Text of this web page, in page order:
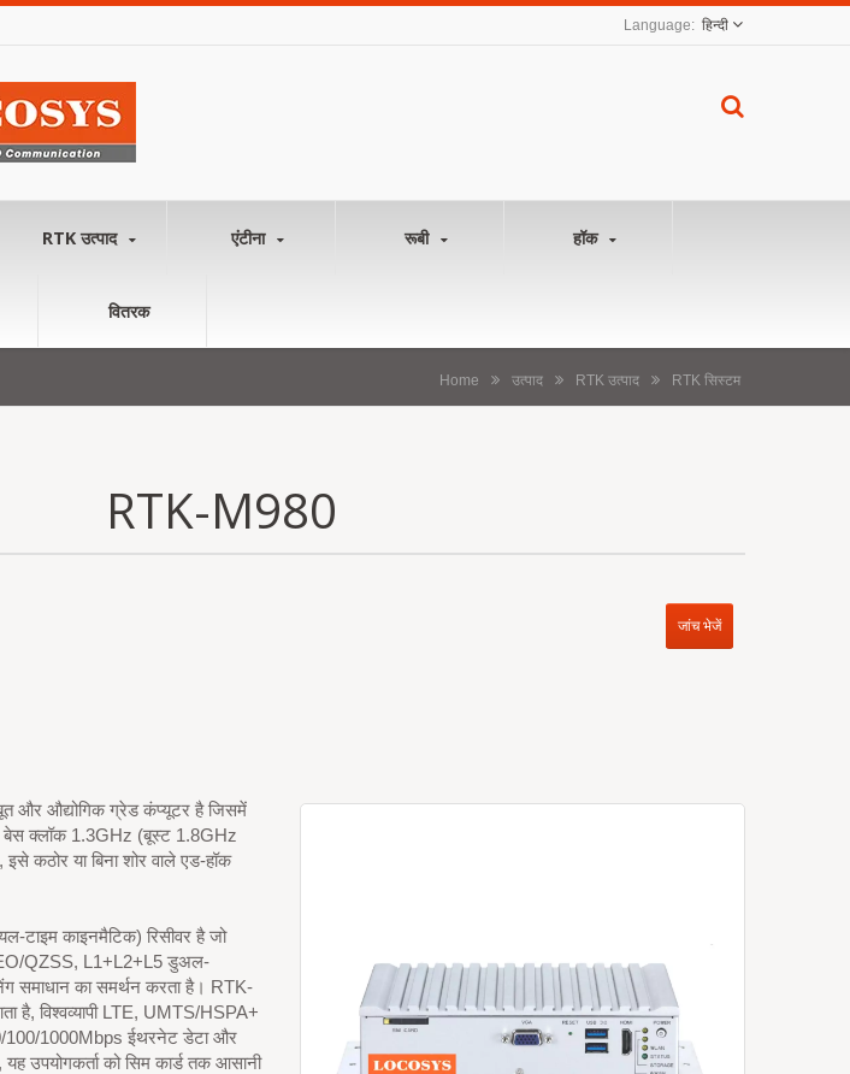
हिन्दी
RTK उत्पाद एंटीना रूबी हॉक
वितरक
Home उत्पाद RTK उत्पाद RTK सिस्टम
RTK-M980
जांच भेजें
और औद्योगिक ग्रेड कंप्यूटर है जिसमें
क्लॉक 1.3GHz (बूस्ट 1.8GHz
कठोर या बिना शोर वाले एड-हॉक
टाइम काइनमैटिक) रिसीवर है जो
QZSS, L1+L2+L5 डुअल-
समाधान का समर्थन करता है। RTK-
है, विश्वव्यापी LTE, UMTS/HSPA+
1000Mbps ईथरनेट डेटा और
उपयोगकर्ता को सिम कार्ड तक आसानी